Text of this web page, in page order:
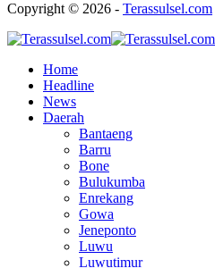
Copyright © 2026 - Terassulsel.com
Home
Headline
News
Daerah
Bantaeng
Barru
Bone
Bulukumba
Enrekang
Gowa
Jeneponto
Luwu
Luwutimur